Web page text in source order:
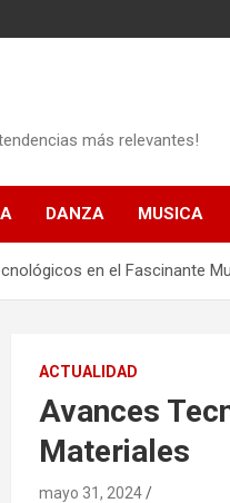
más relevantes!
DANZA MUSICA
en el Fascinante
ACTUALIDAD
Avances
Materiales
mayo 31, 2024